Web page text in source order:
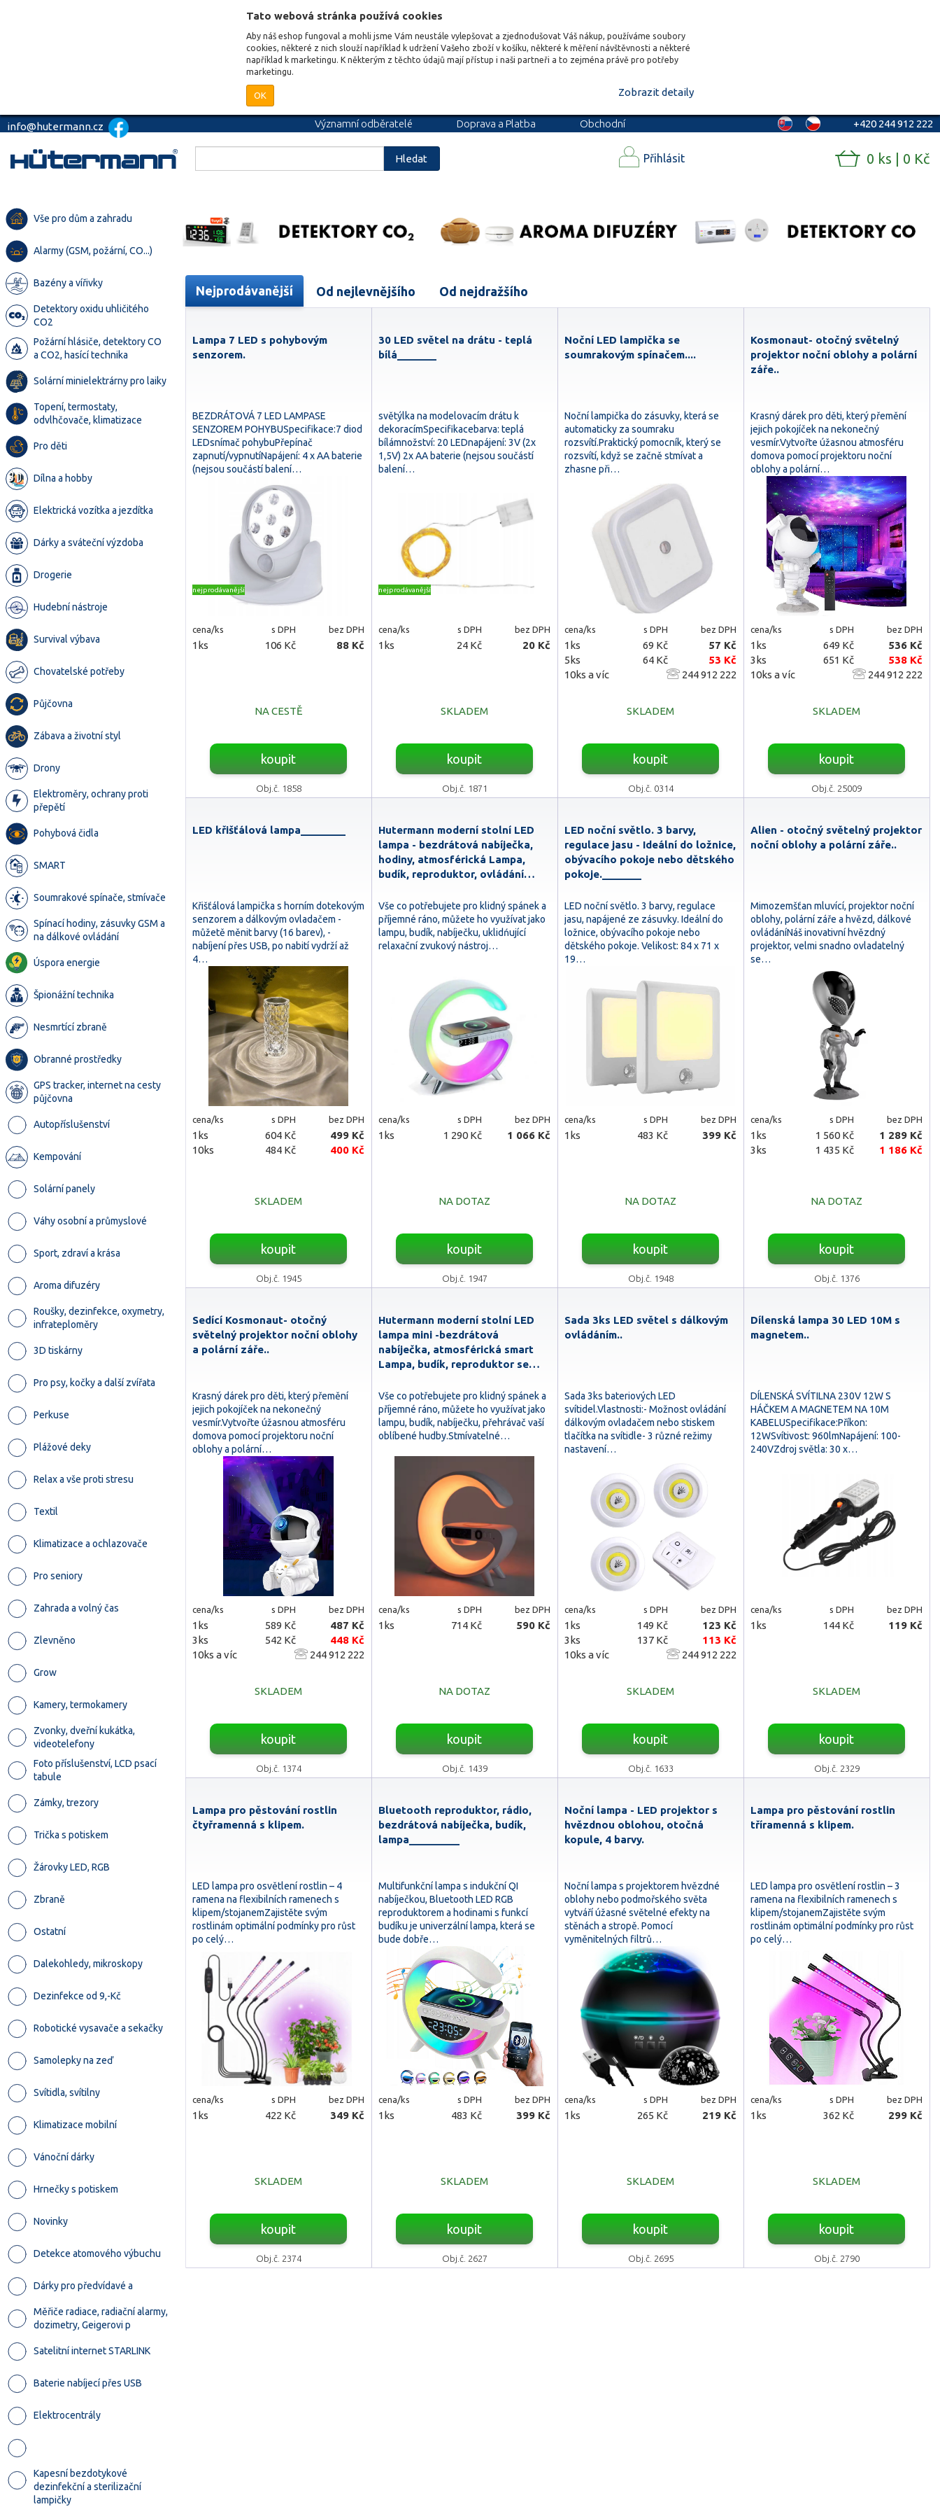
Tato webová stránka používá cookies
Aby náš eshop fungoval a mohli jsme Vám neustále vylepšovat a zjednodušovat Váš nákup, používáme soubory
cookies, některé z nich slouží například k udržení Vašeho zboží v košíku, některé k měření návštěvnosti a některé
například k marketingu. K některým z těchto údajů mají přístup i naši partneři a to zejména právě pro potřeby
marketingu.
OK Zobrazit detaily
info@hutermann.cz Významní odběratelé Doprava a Platba
Obchodní
+420 244 912 222
Hledat Přihlásit 0 ks | 0 Kč
Vše pro dům a zahradu
Alarmy (GSM, požární, CO...)
Bazény a vířivky
Detektory oxidu uhličitého
CO2
Požární hlásiče, detektory CO
a CO2, hasící technika
Solární minielektrárny pro laiky
Topení, termostaty,
odvlhčovače, klimatizace
Pro děti
Dílna a hobby
Elektrická vozítka a jezdítka
Dárky a sváteční výzdoba
Drogerie
Hudební nástroje
Survival výbava
Chovatelské potřeby
Půjčovna
Zábava a životní styl
Drony
Elektroměry, ochrany proti
přepětí
Pohybová čidla
SMART
Soumrakové spínače, stmívače
Spínací hodiny, zásuvky GSM a
na dálkové ovládání
Úspora energie
Špionážní technika
Nesmrtící zbraně
Obranné prostředky
GPS tracker, internet na cesty
půjčovna
Autopříslušenství
Kempování
Solární panely
Váhy osobní a průmyslové
Sport, zdraví a krása
Aroma difuzéry
Roušky, dezinfekce, oxymetry,
infrateploměry
3D tiskárny
Pro psy, kočky a další zvířata
Perkuse
Plážové deky
Relax a vše proti stresu
Textil
Klimatizace a ochlazovače
Pro seniory
Zahrada a volný čas
Zlevněno
Grow
Kamery, termokamery
Zvonky, dveřní kukátka,
videotelefony
Foto příslušenství, LCD psací
tabule
Zámky, trezory
Trička s potiskem
Žárovky LED, RGB
Zbraně
Ostatní
Dalekohledy, mikroskopy
Dezinfekce od 9,-Kč
Robotické vysavače a sekačky
Samolepky na zeď
Svítidla, svítilny
Klimatizace mobilní
Vánoční dárky
Hrnečky s potiskem
Novinky
Detekce atomového výbuchu
Dárky pro předvídavé a
Měřiče radiace, radiační alarmy,
dozimetry, Geigerovi p
Satelitní internet STARLINK
Baterie nabíjecí přes USB
Elektrocentrály
Kapesní bezdotykové
dezinfekční a sterilizační
lampičky
Nejprodávanější Od nejlevnějšího Od nejdražšího
Lampa 7 LED s pohybovým
senzorem.
BEZDRÁTOVÁ 7 LED LAMPASE
SENZOREM POHYBUSpecifikace:7 diod
LEDsnímač pohybuPřepínač
zapnutí/vypnutíNapájení: 4 x AA baterie
(nejsou součástí balení…
nejprodávanější
cena/ks s DPH bez DPH
1ks 106 Kč 88 Kč
NA CESTĚ
koupit
Obj.č. 1858
30 LED světel na drátu - teplá
bílá_______
světýlka na modelovacím drátu k
dekoracímSpecifikacebarva: teplá
bílámnožství: 20 LEDnapájení: 3V (2x
1,5V) 2x AA baterie (nejsou součástí
balení…
nejprodávanější
cena/ks s DPH bez DPH
1ks 24 Kč 20 Kč
SKLADEM
koupit
Obj.č. 1871
Noční LED lampička se
soumrakovým spínačem....
Noční lampička do zásuvky, která se
automaticky za soumraku
rozsvítí.Praktický pomocník, který se
rozsvítí, když se začně stmívat a
zhasne při…
cena/ks s DPH bez DPH
1ks 69 Kč
57 Kč
5ks
64 Kč
53 Kč
10ks a víc
244 912 222
SKLADEM
koupit
Obj.č. 0314
Kosmonaut- otočný světelný
projektor noční oblohy a polární
záře..
Krasný dárek pro děti, který přemění
jejich pokojíček na nekonečný
vesmír.Vytvořte úžasnou atmosféru
domova pomocí projektoru noční
oblohy a polární…
cena/ks s DPH bez DPH
1ks 649 Kč
536 Kč
3ks
651 Kč
538 Kč
10ks a víc
244 912 222
SKLADEM
koupit
Obj.č. 25009
LED křišťálová lampa________
Křišťálová lampička s horním dotekovým
senzorem a dálkovým ovladačem -
můžetě měnit barvy (16 barev), -
nabíjení přes USB, po nabití vydrží až
4…
cena/ks s DPH bez DPH
1ks 604 Kč
499 Kč
10ks
484 Kč 400 Kč
SKLADEM
koupit
Obj.č. 1945
Hutermann moderní stolní LED
lampa - bezdrátová nabíječka,
hodiny, atmosférická Lampa,
budík, reproduktor, ovládání…
Vše co potřebujete pro klidný spánek a
příjemné ráno, můžete ho využívat jako
lampu, budík, nabíječku, uklidńující
relaxační zvukový nástroj…
cena/ks s DPH bez DPH
1ks 1 290 Kč 1 066 Kč
NA DOTAZ
koupit
Obj.č. 1947
LED noční světlo. 3 barvy,
regulace jasu - Ideální do ložnice,
obývacího pokoje nebo dětského
pokoje._______
LED noční světlo. 3 barvy, regulace
jasu, napájené ze zásuvky. Ideální do
ložnice, obývacího pokoje nebo
dětského pokoje. Velikost: 84 x 71 x
19…
cena/ks s DPH bez DPH
1ks 483 Kč 399 Kč
NA DOTAZ
koupit
Obj.č. 1948
Alien - otočný světelný projektor
noční oblohy a polární záře..
Mimozemšťan mluvící, projektor noční
oblohy, polární záře a hvězd, dálkové
ovládáníNáš inovativní hvězdný
projektor, velmi snadno ovladatelný
se…
cena/ks s DPH bez DPH
1ks 1 560 Kč
1 289 Kč
3ks
1 435 Kč 1 186 Kč
NA DOTAZ
koupit
Obj.č. 1376
Sedící Kosmonaut- otočný
světelný projektor noční oblohy
a polární záře..
Krasný dárek pro děti, který přemění
jejich pokojíček na nekonečný
vesmír.Vytvořte úžasnou atmosféru
domova pomocí projektoru noční
oblohy a polární…
cena/ks s DPH bez DPH
1ks 589 Kč
487 Kč
3ks
542 Kč
448 Kč
10ks a víc
244 912 222
SKLADEM
koupit
Obj.č. 1374
Hutermann moderní stolní LED
lampa mini -bezdrátová
nabíječka, atmosférická smart
Lampa, budík, reproduktor se…
Vše co potřebujete pro klidný spánek a
příjemné ráno, můžete ho využívat jako
lampu, budík, nabíječku, přehrávač vaší
oblíbené hudby.Stmívatelné…
cena/ks s DPH bez DPH
1ks 714 Kč 590 Kč
NA DOTAZ
koupit
Obj.č. 1439
Sada 3ks LED světel s dálkovým
ovládáním..
Sada 3ks bateriových LED
svítidel.Vlastnosti:- Možnost ovládání
dálkovým ovladačem nebo stiskem
tlačítka na svítidle- 3 různé režimy
nastavení…
cena/ks s DPH bez DPH
1ks 149 Kč
123 Kč
3ks
137 Kč
113 Kč
10ks a víc
244 912 222
SKLADEM
koupit
Obj.č. 1633
Dílenská lampa 30 LED 10M s
magnetem..
DÍLENSKÁ SVÍTILNA 230V 12W S
HÁČKEM A MAGNETEM NA 10M
KABELUSpecifikace:Příkon:
12WSvítivost: 960lmNapájení: 100-
240VZdroj světla: 30 x…
cena/ks s DPH bez DPH
1ks 144 Kč 119 Kč
SKLADEM
koupit
Obj.č. 2329
Lampa pro pěstování rostlin
čtyřramenná s klipem.
LED lampa pro osvětlení rostlin – 4
ramena na flexibilních ramenech s
klipem/stojanemZajistěte svým
rostlinám optimální podmínky pro růst
po celý…
cena/ks s DPH bez DPH
1ks 422 Kč 349 Kč
SKLADEM
koupit
Obj.č. 2374
Bluetooth reproduktor, rádio,
bezdrátová nabíječka, budík,
lampa_________
Multifunkční lampa s indukční QI
nabíječkou, Bluetooth LED RGB
reproduktorem a hodinami s funkcí
budíku je univerzální lampa, která se
bude dobře…
cena/ks s DPH bez DPH
1ks 483 Kč 399 Kč
SKLADEM
koupit
Obj.č. 2627
Noční lampa - LED projektor s
hvězdnou oblohou, otočná
kopule, 4 barvy.
Noční lampa s projektorem hvězdné
oblohy nebo podmořského světa
vytváří úžasné světelné efekty na
stěnách a stropě. Pomocí
vyměnitelných filtrů…
cena/ks s DPH bez DPH
1ks 265 Kč 219 Kč
SKLADEM
koupit
Obj.č. 2695
Lampa pro pěstování rostlin
tříramenná s klipem.
LED lampa pro osvětlení rostlin – 3
ramena na flexibilních ramenech s
klipem/stojanemZajistěte svým
rostlinám optimální podmínky pro růst
po celý…
cena/ks s DPH bez DPH
1ks 362 Kč 299 Kč
SKLADEM
koupit
Obj.č. 2790